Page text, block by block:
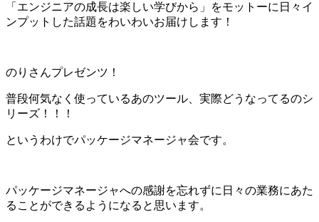
「エンジニアの成長は楽しい学びから」をモットーに日々イ
ンプットした話題をわいわいお届けします！
のりさんプレゼンツ！
普段何気なく使っているあのツール、実際どうなってるのシ
リーズ！！！
というわけでパッケージマネージャ会です。
パッケージマネージャへの感謝を忘れずに日々の業務にあた
ることができるようになると思います。